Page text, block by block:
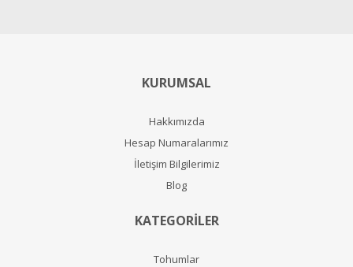
KURUMSAL
Hakkımızda
Hesap Numaralarımız
İletişim Bilgilerimiz
Blog
KATEGORİLER
Tohumlar